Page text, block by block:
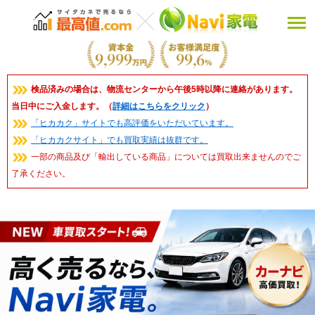
検品済みの場合は、物流センターから午後5時以降に連絡があります。
当日中にご入金します。（詳細はこちらをクリック ）
「ヒカカク」サイトでも高評価をいただいています。
「ヒカカクサイト」でも買取実績は抜群です。
一部の商品及び「輸出している商品」については買取出来ませんのでご
了承ください。